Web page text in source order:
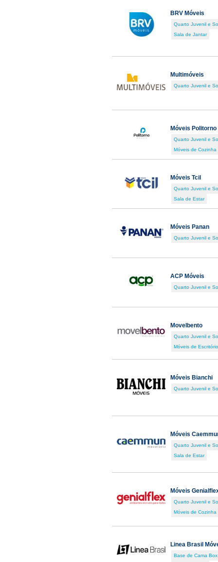
BRV Móveis
Quarto Juvenil e
Sala de Jantar
Multimóveis
Quarto Juvenil e
Móveis Politorno
Quarto Juvenil e
Móveis de Cozinha
Móveis Tcil
Quarto Juvenil e
Sala de Estar
Móveis Panan
Quarto Juvenil e
ACP Móveis
Quarto Juvenil e
Movelbento
Quarto Juvenil e
Móveis de Escritório
Móveis Bianchi
Quarto Juvenil e
Móveis
Quarto Juvenil e
Sala de Estar
Móveis
Quarto Juvenil e
Móveis de Cozinha
Linea Brasil
Base de Cama Box